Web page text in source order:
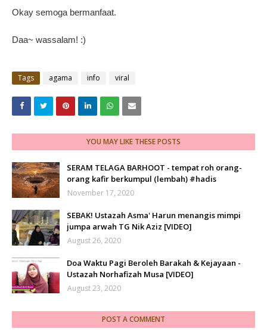
Okay semoga bermanfaat.
Daa~ wassalam! :)
Tags agama info viral
YOU MAY LIKE THESE POSTS
SERAM TELAGA BARHOOT - tempat roh orang-
orang kafir berkumpul (lembah) #hadis
November 17, 2020
SEBAK! Ustazah Asma' Harun menangis mimpi
jumpa arwah TG Nik Aziz [VIDEO]
August 26, 2020
Doa Waktu Pagi Beroleh Barakah & Kejayaan -
Ustazah Norhafizah Musa [VIDEO]
August 23, 2020
POST A COMMENT